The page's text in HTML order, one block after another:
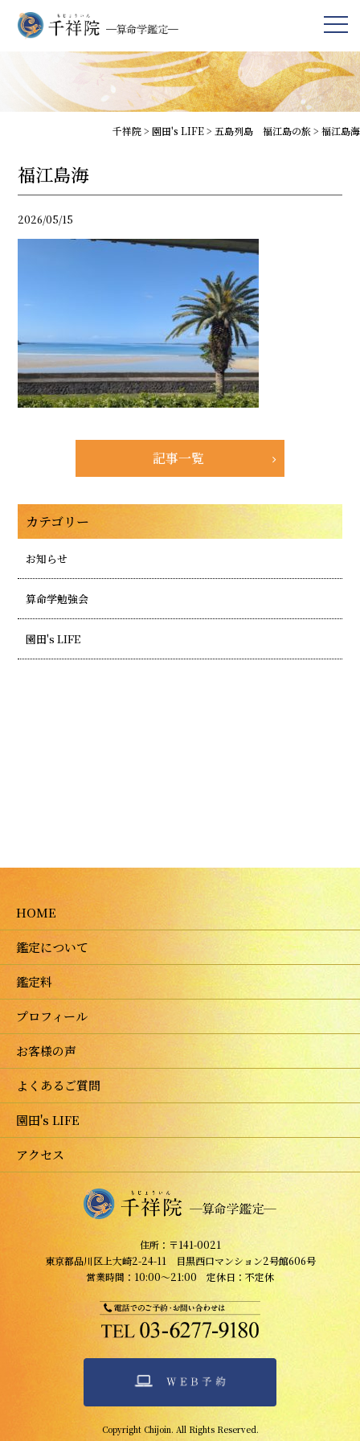
千祥院> 園田's LIFE> 五島列島 福江島の旅> 福江島海
福江島海
2026/05/15
記事一覧
カテゴリー
お知らせ
算命学勉強会
園田's LIFE
HOME
鑑定について
鑑定料
プロフィール
お客様の声
よくあるご質問
園田's LIFE
アクセス
住所：〒141-0021
東京都品川区上大崎2-24-11 目黒西口マンション2号館606号
営業時間：10:00～21:00 定休日：不定休
Copyright Chijoin. All Rights Reserved.